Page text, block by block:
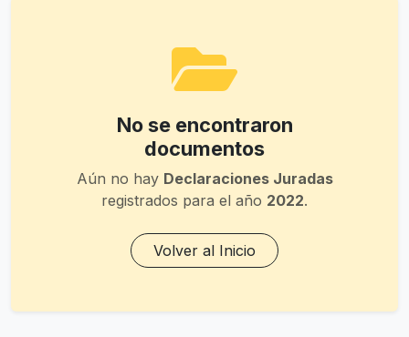
No se encontraron
documentos
Aún no hay Declaraciones Juradas
registrados para el año 2022.
Volver al Inicio